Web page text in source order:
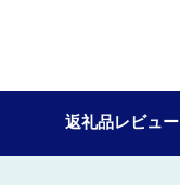
返礼品レビュー